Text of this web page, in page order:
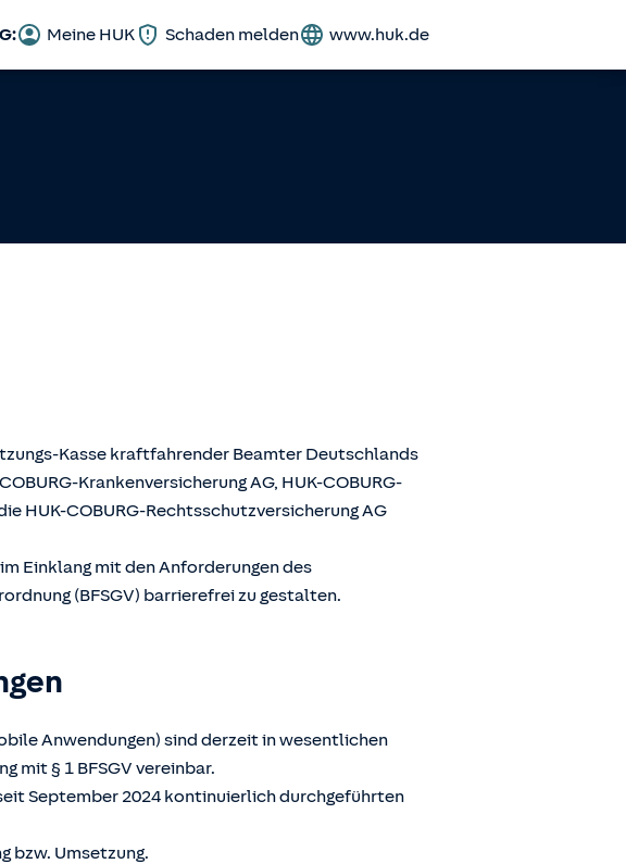
Meine HUK Schaden melden www.huk.de
Kasse kraftfahrender Beamter Deutschlands
Krankenversicherung AG, HUK-COBURG-
HUK-COBURG-Rechtsschutzversicherung AG
Einklang mit den Anforderungen des
(BFSGV) barrierefrei zu gestalten.
Anwendungen) sind derzeit in wesentlichen
mit § 1 BFSGV vereinbar.
September 2024 kontinuierlich durchgeführten
bzw. Umsetzung.